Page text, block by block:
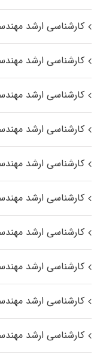
کارشناسی ارشد
کارشناسی ارشد
کارشناسی ارشد
کارشناسی ارشد
کارشناسی ارشد
کارشناسی ارشد
کارشناسی ارشد
کارشناسی ارشد
کارشناسی ارشد
کارشناسی ارشد